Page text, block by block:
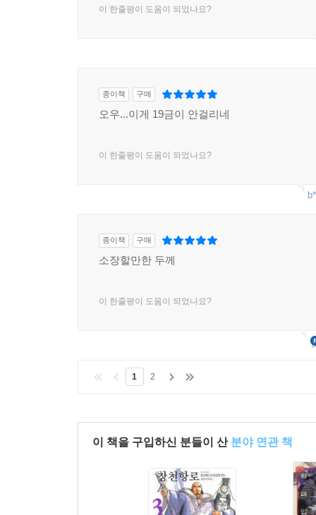
이 한줄평이 도움이 되었나요?
종이책 구매
오우...이게 19금이 안걸리네
이 한줄평이 도움이 되었나요?
종이책 구매
소장할만한 두께
이 한줄평이 도움이 되었나요?
1 2
이 책을 구입하신 분들이 산 분야 연관 책